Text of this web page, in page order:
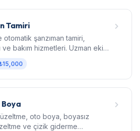
Tamiri
şanzıman tamiri,
bakım hizmetleri. Uzman ekip,
oto boya, boyasız
ve çizik giderme